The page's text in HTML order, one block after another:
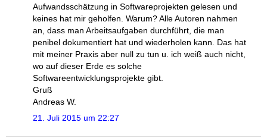
Aufwandsschätzung in Softwareprojekten gelesen und
keines hat mir geholfen. Warum? Alle Autoren nahmen
an, dass man Arbeitsaufgaben durchführt, die man
penibel dokumentiert hat und wiederholen kann. Das hat
mit meiner Praxis aber null zu tun u. ich weiß auch nicht,
wo auf dieser Erde es solche
Softwareentwicklungsprojekte gibt.
Gruß
Andreas W.
21. Juli 2015 um 22:27